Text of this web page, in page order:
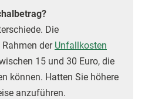
Die
der Unfallkosten
15 und 30 Euro, die
können. Hatten Sie höhere
anzuführen.